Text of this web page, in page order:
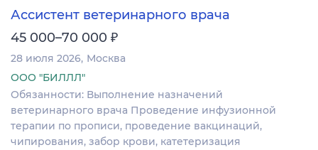
Ассистент ветеринарного врача
45 000–70 000 ₽
28 июля 2026 Москва
ООО "БИЛЛЛ"
Обязанности: Выполнение назначений
ветеринарного врача Проведение инфузионной
терапии по прописи, проведение вакцинаций,
чипирования, забор крови, катетеризация